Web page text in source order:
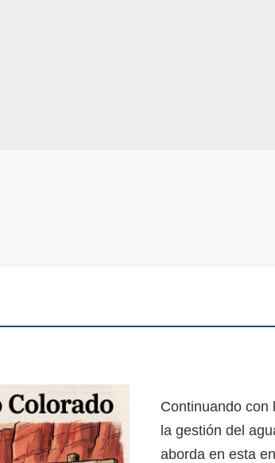
Continuando con
la gestión del
aborda en esta